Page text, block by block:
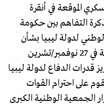
الموقعة في أنقرة
نيسان 2012، ومذكرة التفاهم بين حكومة
لدولة ليبيا بشأن
التعاون الأمني والعسكري الموقعة في 27 نوفمبر/تشرين
قدرات الدفاع لدولة ليبيا
على احترام القوات
الجمعية الوطنية الكبرى